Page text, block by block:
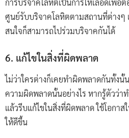
การบริจาคโลหิตเป็นการให้เลือดเพื่
ศูนย์รับบริจาคโลหิตตามสถานที่ต่างๆ
สนใจก็สามารถไปร่วมบริจาคกันได้
6. แก้ไขในสิ่งที่ผิดพลาด
ไม่ว่าใครต่างก็เคยทำผิดพลาดกันทั้งนั้
ความผิดพลาดนั้นอย่างไร หากรู้ตัวว่า
แล้วรีบแก้ไขในสิ่งที่ผิดพลาด ใช้โอกา
ให้ดีขึ้น